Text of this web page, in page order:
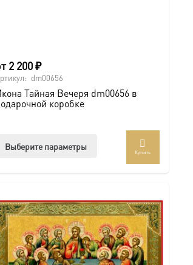
2 200₽
dm00656
Тайная Вечеря dm00656 в
коробке
Выберите параметры
вариаций.
Опции
можно
выбрать
на
Купить